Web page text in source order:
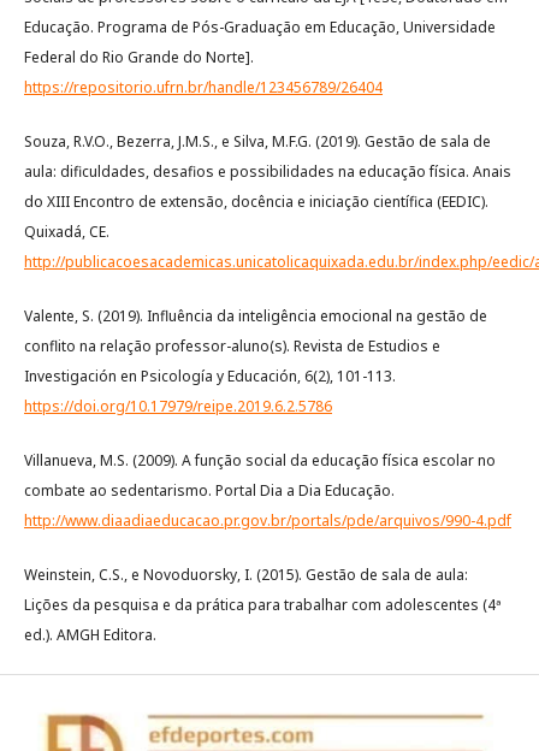
Educação. Programa de Pós-Graduação em Educação, Universidade
Federal do Rio Grande do Norte].
https://repositorio.ufrn.br/handle/123456789/26404
Souza, R.V.O., Bezerra, J.M.S., e Silva, M.F.G. (2019). Gestão de sala de
aula: dificuldades, desafios e possibilidades na educação física. Anais
do XIII Encontro de extensão, docência e iniciação científica (EEDIC).
Quixadá, CE.
http://publicacoesacademicas.unicatolicaquixada.edu.br/index.php/eedic/
Valente, S. (2019). Influência da inteligência emocional na gestão de
conflito na relação professor-aluno(s). Revista de Estudios e
Investigación en Psicología y Educación, 6(2), 101-113.
https://doi.org/10.17979/reipe.2019.6.2.5786
Villanueva, M.S. (2009). A função social da educação física escolar no
combate ao sedentarismo. Portal Dia a Dia Educação.
http://www.diaadiaeducacao.pr.gov.br/portals/pde/arquivos/990-4.pdf
Weinstein, C.S., e Novoduorsky, I. (2015). Gestão de sala de aula:
Lições da pesquisa e da prática para trabalhar com adolescentes (4ª
ed.). AMGH Editora.